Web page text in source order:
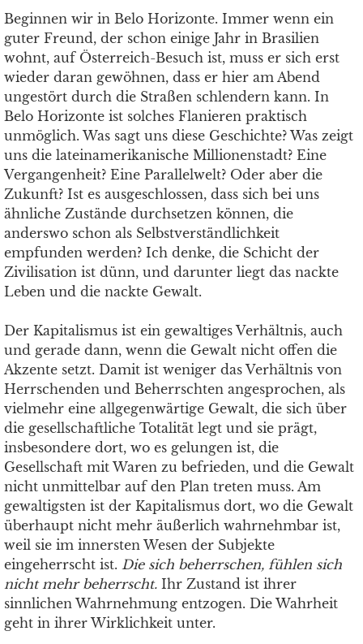
Beginnen wir in Belo Horizonte. Immer wenn ein
guter Freund, der schon einige Jahr in Brasilien
wohnt, auf Österreich-Besuch ist, muss er sich erst
wieder daran gewöhnen, dass er hier am Abend
ungestört durch die Straßen schlendern kann. In
Belo Horizonte ist solches Flanieren praktisch
unmöglich. Was sagt uns diese Geschichte? Was zeigt
uns die lateinamerikanische Millionenstadt? Eine
Vergangenheit? Eine Parallelwelt? Oder aber die
Zukunft? Ist es ausgeschlossen, dass sich bei uns
ähnliche Zustände durchsetzen können, die
anderswo schon als Selbstverständlichkeit
empfunden werden? Ich denke, die Schicht der
Zivilisation ist dünn, und darunter liegt das nackte
Leben und die nackte Gewalt.
Der Kapitalismus ist ein gewaltiges Verhältnis, auch
und gerade dann, wenn die Gewalt nicht offen die
Akzente setzt. Damit ist weniger das Verhältnis von
Herrschenden und Beherrschten angesprochen, als
vielmehr eine allgegenwärtige Gewalt, die sich über
die gesellschaftliche Totalität legt und sie prägt,
insbesondere dort, wo es gelungen ist, die
Gesellschaft mit Waren zu befrieden, und die Gewalt
nicht unmittelbar auf den Plan treten muss. Am
gewaltigsten ist der Kapitalismus dort, wo die Gewalt
überhaupt nicht mehr äußerlich wahrnehmbar ist,
weil sie im innersten Wesen der Subjekte
eingeherrscht ist. Die sich beherrschen, fühlen sich
nicht mehr beherrscht. Ihr Zustand ist ihrer
sinnlichen Wahrnehmung entzogen. Die Wahrheit
geht in ihrer Wirklichkeit unter.